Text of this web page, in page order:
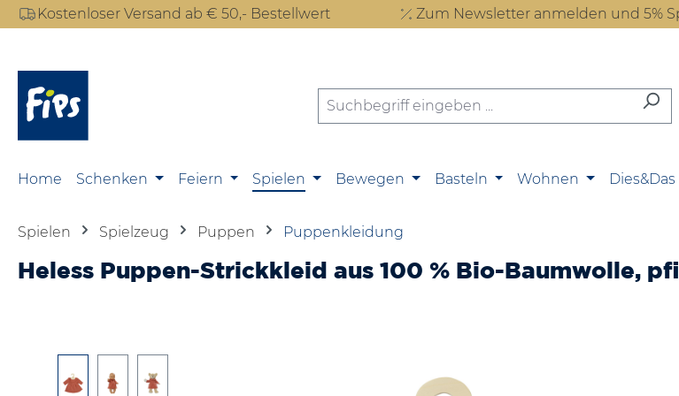
Hauptinhalt springen
Zur Suche springen
Zur Hauptnavigation springen
Kostenloser Versand ab € 50,- Bestellwert Zum Newsletter anmelden und 5%
Home Schenken Feiern Spielen Bewegen Basteln Wohnen Dies&Das
Spielen Spielzeug Puppen Puppenkleidung
Heless Puppen-Strickkleid aus 100 % Bio-Baumwolle,